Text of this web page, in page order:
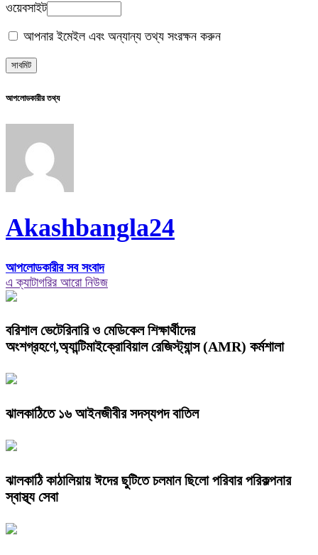
ওয়েবসাইট
আপনার ইমেইল এবং অন্যান্য তথ্য সংরক্ষন করুন
আপলোডকারীর তথ্য
Akashbangla24
আপলোডকারীর সব সংবাদ
এ ক্যাটাগরির আরো নিউজ
বরিশাল ভেটেরিনারি ও মেডিকেল শিক্ষার্থীদের
অংশগ্রহণে,অ্যান্টিমাইক্রোবিয়াল রেজিস্ট্যান্স (AMR) কর্মশালা
ঝালকাঠিতে ১৬ আইনজীবীর সদস্যপদ বাতিল
ঝালকাঠি কাঠালিয়ায় ঈদের ছুটিতে চলমান ছিলো পরিবার পরিকল্পনার
স্বাস্থ্য সেবা